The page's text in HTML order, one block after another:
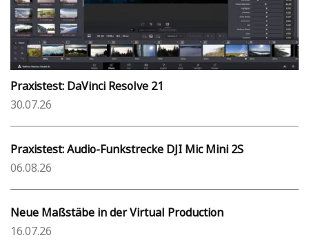
Praxistest: DaVinci Resolve 21
30.07.26
Praxistest: Audio-Funkstrecke DJI Mic Mini 2S
06.08.26
Neue Maßstäbe in der Virtual Production
16.07.26